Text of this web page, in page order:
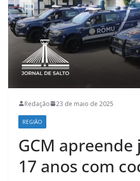
Redação 23 de maio de 2025
REGIÃO
GCM apreende
17 anos com